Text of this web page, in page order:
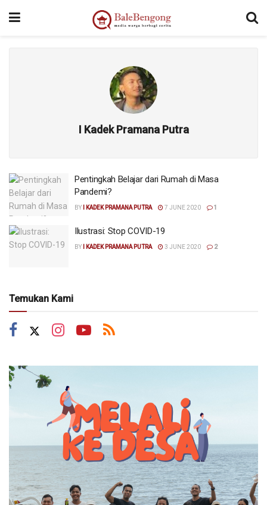
I Kadek Pramana Putra
Pentingkah Belajar dari Rumah di Masa
Pandemi?
BY I KADEK PRAMANA PUTRA 7 JUNE 2020 1
Ilustrasi: Stop COVID-19
BY I KADEK PRAMANA PUTRA 3 JUNE 2020 2
Temukan Kami